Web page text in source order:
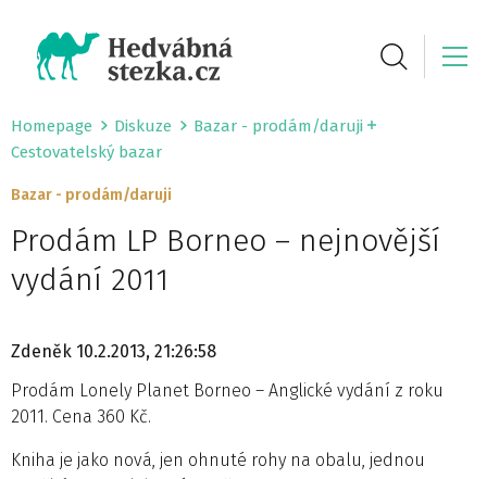
Homepage Diskuze
Bazar - prodám/daruji
Cestovatelský bazar
Bazar - prodám/daruji
Prodám LP Borneo – nejnovější
vydání 2011
Zdeněk 10.2.2013, 21:26:58
Prodám Lonely Planet Borneo – Anglické vydání z roku
2011. Cena 360 Kč.
Kniha je jako nová, jen ohnuté rohy na obalu, jednou